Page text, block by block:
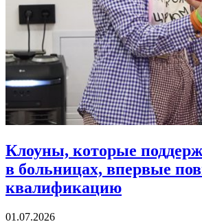
Клоуны, которые
в больницах, впервые
квалификацию
01.07.2026